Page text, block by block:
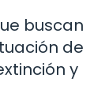
buscan
de
y